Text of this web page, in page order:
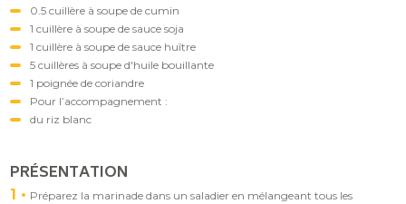
0.5 cuillère à soupe de cumin
1 cuillère à soupe de sauce soja
1 cuillère à soupe de sauce huître
5 cuillères à soupe d'huile bouillante
1 poignée de coriandre
Pour l’accompagnement :
du riz blanc
PRÉSENTATION
1
Préparez la marinade dans un saladier en mélangeant tous les